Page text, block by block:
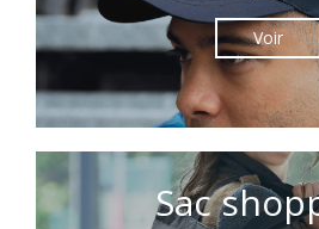
Voir
Sac